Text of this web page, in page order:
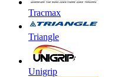
Tracmax
Triangle
Unigrip